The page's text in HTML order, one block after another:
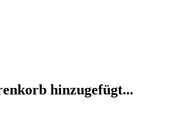
hinzugefügt...